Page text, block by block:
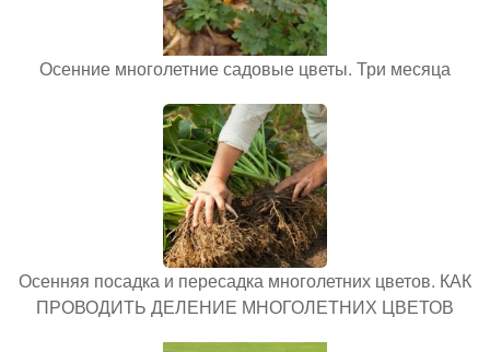
Осенние многолетние садовые цветы. Три месяца
Осенняя посадка и пересадка многолетних цветов. КАК
ПРОВОДИТЬ ДЕЛЕНИЕ МНОГОЛЕТНИХ ЦВЕТОВ